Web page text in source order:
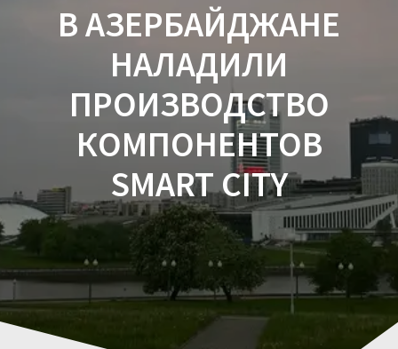
В АЗЕРБАЙДЖАНЕ
НАЛАДИЛИ
ПРОИЗВОДСТВО
КОМПОНЕНТОВ
SMART CITY